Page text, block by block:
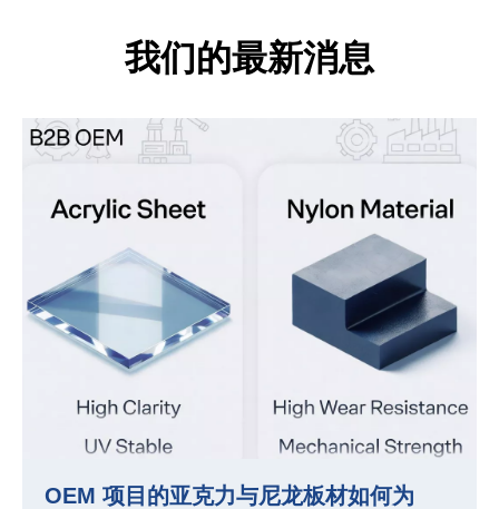
我们的最新消息
OEM 项目的亚克力与尼龙板材如何为